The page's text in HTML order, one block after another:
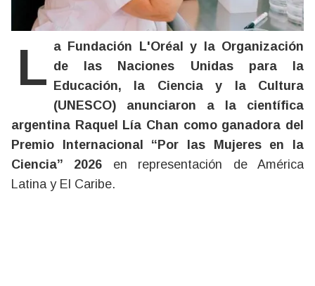
La Fundación L'Oréal y la Organización de las Naciones Unidas para la
Educación, la Ciencia y la Cultura
(UNESCO) anunciaron a la científica
argentina Raquel Lía Chan como ganadora del
Premio Internacional “Por las Mujeres en la
Ciencia” 2026 en representación de América
Latina y El Caribe.